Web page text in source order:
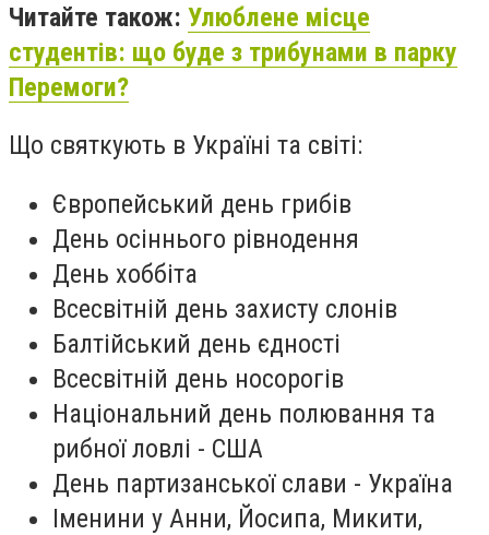
Читайте також: Улюблене місце
студентів: що буде з трибунами в парку
Перемоги?
Що святкують в Україні та світі:
Європейський день грибів
День осіннього рівнодення
День хоббіта
Всесвітній день захисту слонів
Балтійський день єдності
Всесвітній день носорогів
Національний день полювання та
рибної ловлі - США
День партизанської слави - Україна
Іменини у Анни, Йосипа, Микити,